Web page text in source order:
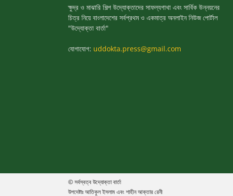
ক্ষুদ্র ও মাঝারি শিল্প উদ্যোক্তাদের সাফল্যগাথা এবং সার্বিক উন্নয়নের
চিত্র নিয়ে বাংলাদেশের সর্বপ্রথম ও একমাত্র অনলাইন নিউজ পোর্টাল
"উদ্যোক্তা বার্তা"
যোগাযোগ: uddokta.press@gmail.com
© সর্বস্বত্ব উদ্যোক্তা বার্তা
উপদেষ্টাঃ আতিকুল ইসলাম এবং শাহীন আক্তার রেনী